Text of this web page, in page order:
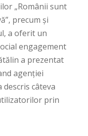
„Românii sunt
precum și
a oferit un
engagement
a prezentat
agenției
descris câteva
prin